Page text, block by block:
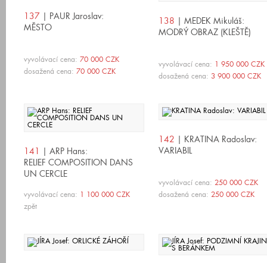
137 | PAUR Jaroslav:
MĚSTO
vyvolávací cena: 70 000 CZK
dosažená cena: 70 000 CZK
138 | MEDEK Mikuláš:
MODRÝ OBRAZ (KLEŠTĚ)
vyvolávací cena: 1 950 000 CZK
dosažená cena: 3 900 000 CZK
141 | ARP Hans:
RELIEF COMPOSITION DANS
UN CERCLE
vyvolávací cena: 1 100 000 CZK
zpět
142 | KRATINA Radoslav:
VARIABIL
vyvolávací cena: 250 000 CZK
dosažená cena: 250 000 CZK